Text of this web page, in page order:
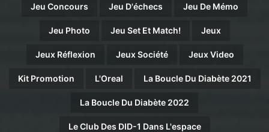
Jeu Concours Jeu D'échecs Jeu De Mémo
Jeu Photo Jeu Set Et Match! Jeux
Jeux Réflexion Jeux Société Jeux Video
Kit Promotion L'Oreal La Boucle Du Diabète 2021
La Boucle Du Diabète 2022
Le Club Des DID-1 Dans L'espace